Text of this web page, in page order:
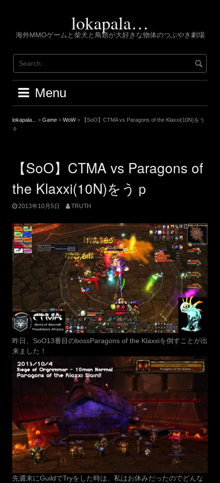
lokapala…
海外MMOゲームと柴犬と鳥類が大好きな物体のつぶやき劇場
Menu
lokapala... > Game > WoW>
【SoO】CTMA vs Paragons of the Klaxxi(10N)をう
ｐ
【SoO】CTMA vs Paragons of
the Klaxxi(10N)をうｐ
2013年10月5日 TRUTH
昨日、SoO13番目のbossParagons of the Klaxxiを倒すことが出
来ました！
先週末にGuildでTryをした時は、私はお休みだったのでどんな